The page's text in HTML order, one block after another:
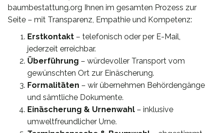
baumbestattung.org Ihnen im gesamten Prozess zur
Seite – mit Transparenz, Empathie und Kompetenz:
Erstkontakt – telefonisch oder per E-Mail,
jederzeit erreichbar.
Überführung – würdevoller Transport vom
gewünschten Ort zur Einäscherung.
Formalitäten – wir übernehmen Behördengänge
und sämtliche Dokumente.
Einäscherung & Urnenwahl – inklusive
umweltfreundlicher Urne.